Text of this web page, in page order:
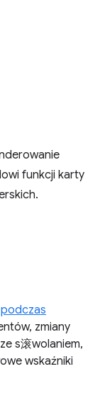
funkcji karty
zmiany
s滚wolaniem,
wskaźniki